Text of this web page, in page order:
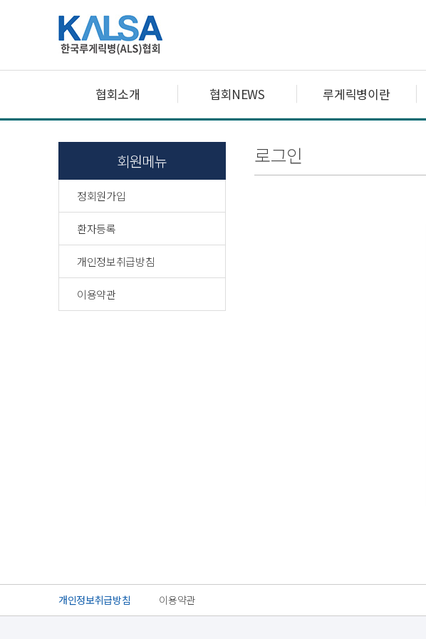
협회소개 협회NEWS 루게릭병이란
회원메뉴
정회원가입
환자등록
개인정보취급방침
이용약관
로그인
개인정보취급방침 이용약관